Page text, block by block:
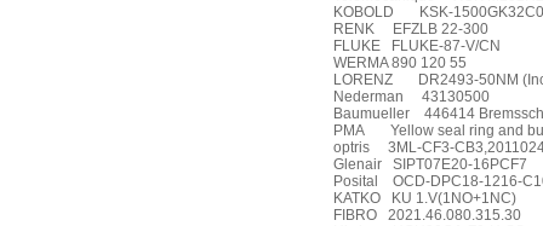
KOBOLD
KSK-1500GK32C0
RENK
EFZLB 22-300
FLUKE
FLUKE-87-V/CN
WERMA 890 120 55
LORENZ
DR2493-50NM
Nederman
43130500
Baumueller
446414
PMA
Yellow seal ring and
optris
3ML-CF3-
Glenair
SIPT07E20-16PCF7
Posital
OCD-DPC18-1216-
KATKO
KU 1.V(1NO+1NC)
FIBRO
2021.46.080.315.30